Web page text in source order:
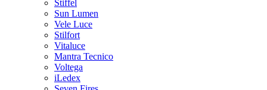
Stiffel
Sun Lumen
Vele Luce
Stilfort
Vitaluce
Mantra Tecnico
Voltega
iLedex